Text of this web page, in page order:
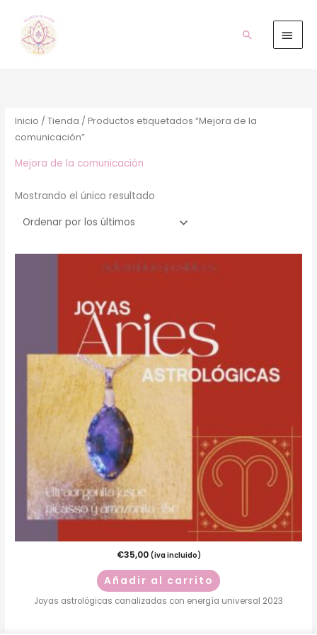
contenido
Buscar
Inicio /Tienda / Productos etiquetados “Mejora de la
comunicación”
Mejora de la comunicación
Mostrando el único resultado
€35,00 (iva incluido)
Añadir al carrito
Joyas astrológicas canalizadas con energía universal 2023